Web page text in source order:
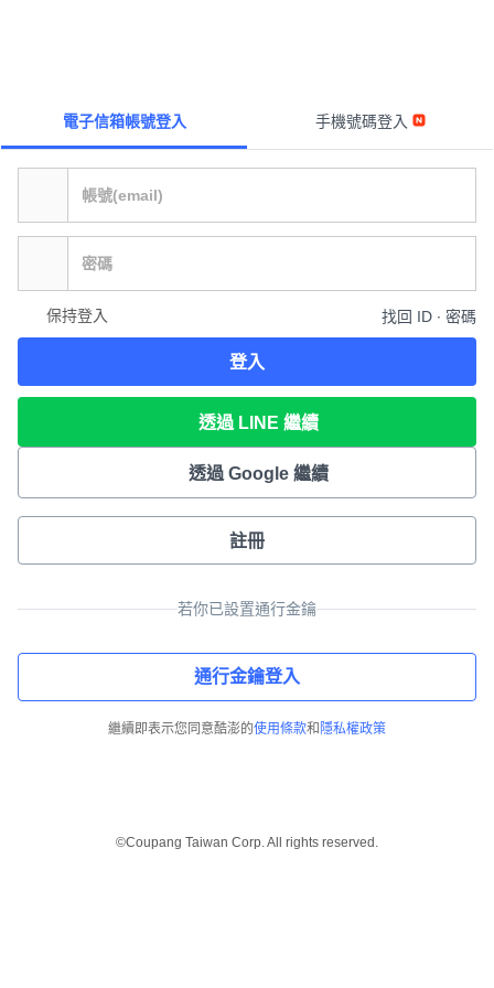
電子信箱帳號登入 手機號碼登入
保持登入 找回 ID ∙ 密碼
登入
透過 LINE 繼續
透過 Google 繼續
註冊
若你已設置通行金鑰
通行金鑰登入
繼續即表示您同意酷澎的使用條款和 隱私權政策
©Coupang Taiwan Corp. All rights reserved.